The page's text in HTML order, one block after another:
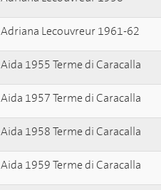
Adriana Lecouvreur 1961-62
Aida 1955 Terme di Caracalla
Aida 1957 Terme di Caracalla
Aida 1958 Terme di Caracalla
Aida 1959 Terme di Caracalla